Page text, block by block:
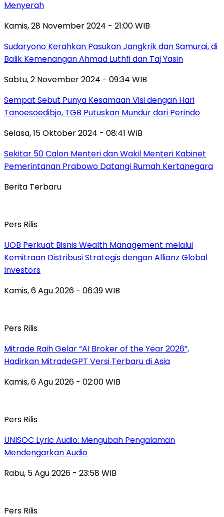
Menyerah
Kamis, 28 November 2024 - 21:00 WIB
Sudaryono Kerahkan Pasukan Jangkrik dan Samurai, di
Balik Kemenangan Ahmad Luthfi dan Taj Yasin
Sabtu, 2 November 2024 - 09:34 WIB
Sempat Sebut Punya Kesamaan Visi dengan Hari
Tanoesoedibjo, TGB Putuskan Mundur dari Perindo
Selasa, 15 Oktober 2024 - 08:41 WIB
Sekitar 50 Calon Menteri dan Wakil Menteri Kabinet
Pemerintanan Prabowo Datangi Rumah Kertanegara
Berita Terbaru
Pers Rilis
UOB Perkuat Bisnis Wealth Management melalui
Kemitraan Distribusi Strategis dengan Allianz Global
Investors
Kamis, 6 Agu 2026 - 06:39 WIB
Pers Rilis
Mitrade Raih Gelar “AI Broker of the Year 2026”,
Hadirkan MitradeGPT Versi Terbaru di Asia
Kamis, 6 Agu 2026 - 02:00 WIB
Pers Rilis
UNISOC Lyric Audio: Mengubah Pengalaman
Mendengarkan Audio
Rabu, 5 Agu 2026 - 23:58 WIB
Pers Rilis